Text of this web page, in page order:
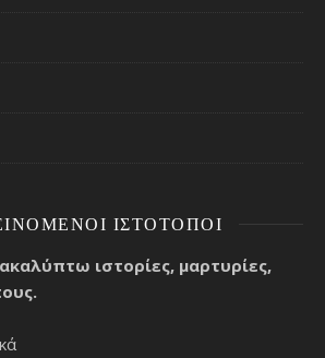
ΙΣΤΌΤΟΠΟΙ
ιστορίες, μαρτυρίες,